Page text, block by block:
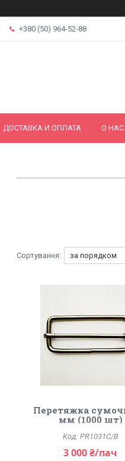
+380 (50) 964-52-88
ДОСТАВКА И ОПЛАТА О НАС
Перетяжка
мм (1000 шт)
PR1031C/B
3 000 ₴/пач